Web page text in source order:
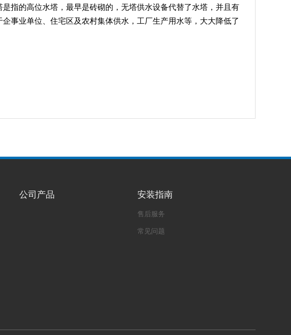
指的高位水塔，最早是砖砌的，无塔供水设备代替了水塔，并且有
事业单位、住宅区及农村集体供水，工厂生产用水等，大大降低了
公司产品 安装指南
售后服务
常见问题